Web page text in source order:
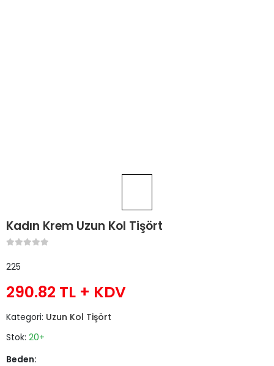
Kadın Krem Uzun Kol Tişört
225
290.82 TL + KDV
Kategori: Uzun Kol Tişört
Stok: 20+
Beden: